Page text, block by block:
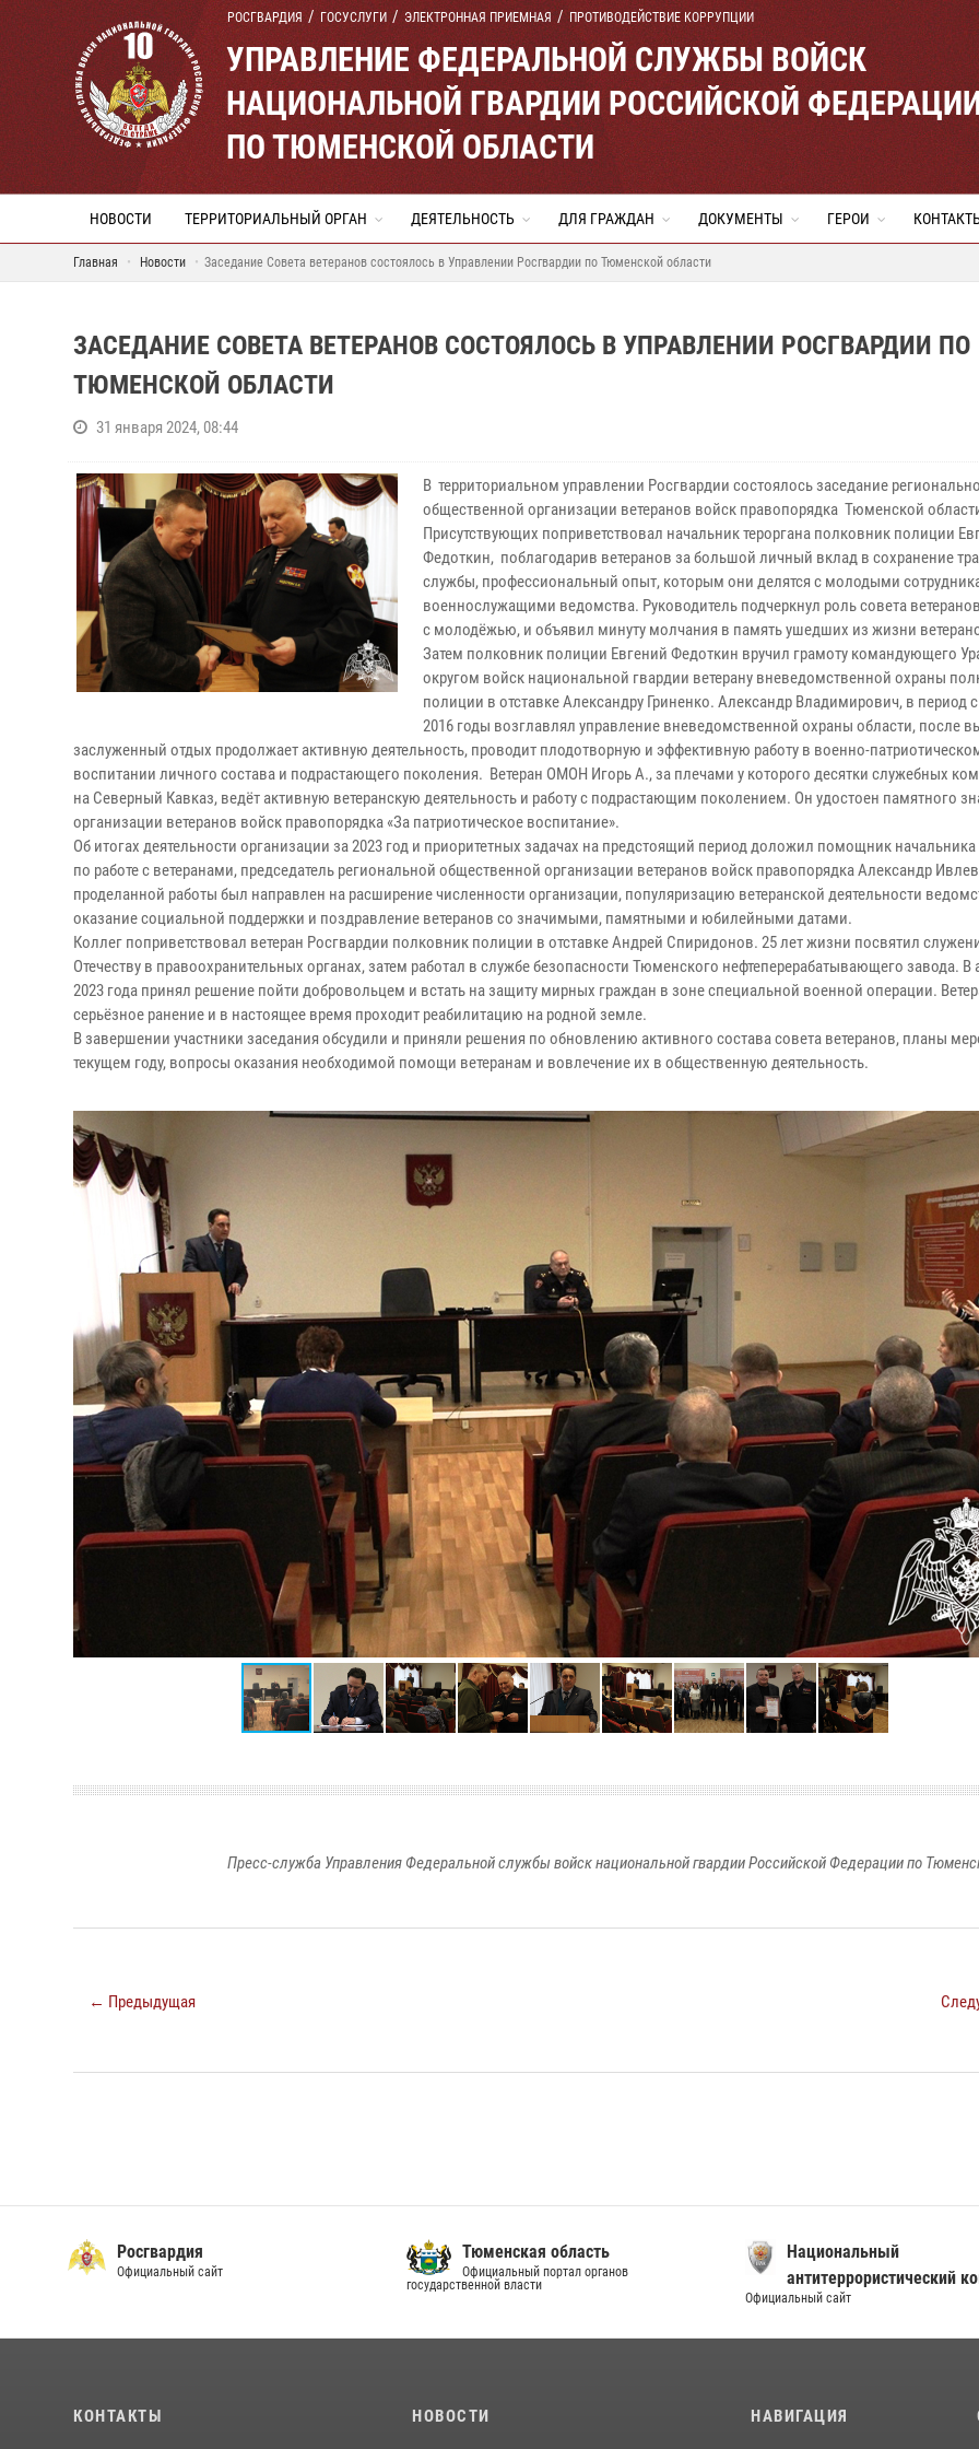
РОСГВАРДИЯ ГОСУСЛУГИ ЭЛЕКТРОННАЯ ПРИЕМНАЯ ПРОТИВОДЕЙСТВИЕ КОРРУПЦИИ
УПРАВЛЕНИЕ ФЕДЕРАЛЬНОЙ СЛУЖБЫ ВОЙСК
НАЦИОНАЛЬНОЙ ГВАРДИИ РОССИЙСКОЙ
ПО ТЮМЕНСКОЙ ОБЛАСТИ
НОВОСТИ ТЕРРИТОРИАЛЬНЫЙ ОРГАН ДЕЯТЕЛЬНОСТЬ ДЛЯ ГРАЖДАН ДОКУМЕНТЫ ГЕРОИ
Главная Новости Заседание Совета ветеранов состоялось в Управлении Росгвардии по Тюменской области
ЗАСЕДАНИЕ СОВЕТА ВЕТЕРАНОВ СОСТОЯЛОСЬ В УПРАВЛЕНИИ РОСГВАРДИИ ПО
ТЮМЕНСКОЙ ОБЛАСТИ
31 января 2024, 08:44
В территориальном управлении Росгвардии состоялось заседание
общественной организации ветеранов войск правопорядка Тюменской
Присутствующих поприветствовал начальник тероргана полковник полиции
Федоткин, поблагодарив ветеранов за большой личный вклад в сохранение
службы, профессиональный опыт, которым они делятся с молодыми
военнослужащими ведомства. Руководитель подчеркнул роль совета
с молодёжью, и объявил минуту молчания в память ушедших из жизни
Затем полковник полиции Евгений Федоткин вручил грамоту командующего
округом войск национальной гвардии ветерану вневедомственной охраны
полиции в отставке Александру Гриненко. Александр Владимирович, в период
2016 годы возглавлял управление вневедомственной охраны области, после
заслуженный отдых продолжает активную деятельность, проводит плодотворную и эффективную работу в военно-
воспитании личного состава и подрастающего поколения. Ветеран ОМОН Игорь А., за плечами у которого десятки служебных
на Северный Кавказ, ведёт активную ветеранскую деятельность и работу с подрастающим поколением. Он удостоен памятного
организации ветеранов войск правопорядка «За патриотическое воспитание».
Об итогах деятельности организации за 2023 год и приоритетных задачах на предстоящий период доложил помощник начальника
по работе с ветеранами, председатель региональной общественной организации ветеранов войск правопорядка Александр
проделанной работы был направлен на расширение численности организации, популяризацию ветеранской деятельности
оказание социальной поддержки и поздравление ветеранов со значимыми, памятными и юбилейными датами.
Коллег поприветствовал ветеран Росгвардии полковник полиции в отставке Андрей Спиридонов. 25 лет жизни посвятил
Отечеству в правоохранительных органах, затем работал в службе безопасности Тюменского нефтеперерабатывающего завода. В
2023 года принял решение пойти добровольцем и встать на защиту мирных граждан в зоне специальной военной операции.
серьёзное ранение и в настоящее время проходит реабилитацию на родной земле.
В завершении участники заседания обсудили и приняли решения по обновлению активного состава совета ветеранов, планы
текущем году, вопросы оказания необходимой помощи ветеранам и вовлечение их в общественную деятельность.
Пресс-служба Управления Федеральной службы войск национальной гвардии Российской Федерации по
← Предыдущая
Росгвардия
Официальный сайт
Тюменская область
Официальный портал органов
государственной власти
Национальный
антитеррористический
Официальный сайт
КОНТАКТЫ НОВОСТИ НАВИГАЦИЯ